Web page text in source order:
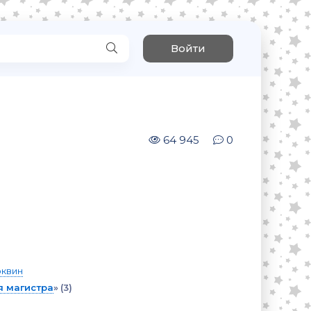
Войти
64 945 0
магистра» (3)